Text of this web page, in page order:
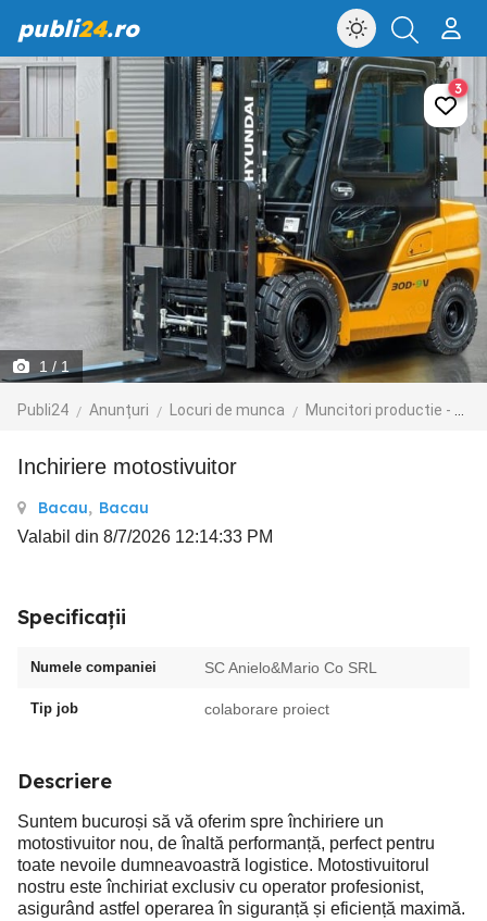
publi24.ro
1 / 1
Publi24 Anunțuri Locuri de munca Muncitori productie - depozit - logistica
3
Inchiriere motostivuitor
Bacau, Bacau
Valabil din 8/7/2026 12:14:33 PM
Specificații
Numele companiei SC Anielo&Mario Co SRL
Tip job colaborare proiect
Descriere
Suntem bucuroși să vă oferim spre închiriere un
motostivuitor nou, de înaltă performanță, perfect pentru
toate nevoile dumneavoastră logistice. Motostivuitorul
nostru este închiriat exclusiv cu operator profesionist,
asigurând astfel operarea în siguranță și eficiență maximă.